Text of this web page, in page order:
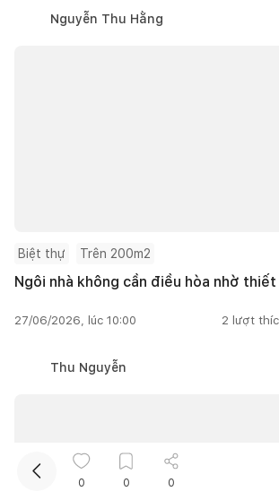
Nguyễn Thu Hằng
Biệt thự Trên 200m2
Ngôi nhà không cần điều hòa nhờ
27/06/2026, lúc 10:00 2 lượt
Thu Nguyễn
0 0 0
Kết nối thiết